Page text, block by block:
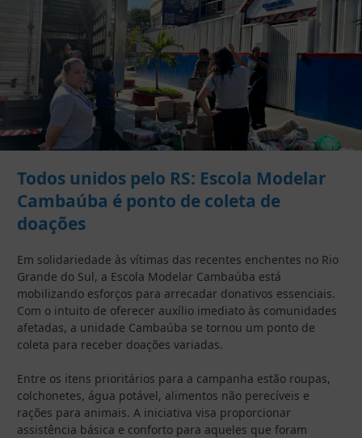
Todos unidos pelo RS: Escola Modelar
Cambaúba é ponto de coleta de
doações
Em solidariedade às vítimas das recentes enchentes no Rio
Grande do Sul, a Escola Modelar Cambaúba está
mobilizando esforços para arrecadar donativos essenciais.
Com o intuito de oferecer auxílio imediato às comunidades
afetadas, a unidade Cambaúba se tornou um ponto de
coleta para receber doações variadas.
Entre os itens prioritários para a campanha estão roupas,
colchonetes, água potável, alimentos não perecíveis e
rações para animais. A iniciativa visa proporcionar
assistência básica e conforto para aqueles que foram